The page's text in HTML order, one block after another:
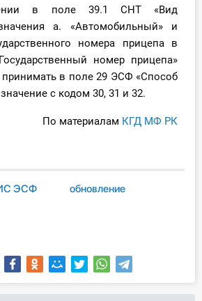
в поле 39.1 СНТ «Вид
a. «Автомобильный» и
номера прицепа в
номер прицепа»
принимать в поле 29 ЭСФ «Способ
с кодом 30, 31 и 32.
По материалам КГД МФ РК
ЭСФ обновление